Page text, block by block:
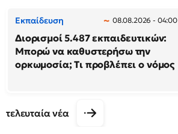
Εκπαίδευση 08.08.2026 - 04:00
Διορισμοί 5.487 εκπαιδευτικών:
Μπορώ να καθυστερήσω την
ορκωμοσία; Τι προβλέπει ο νόμος
τελευταία νέα